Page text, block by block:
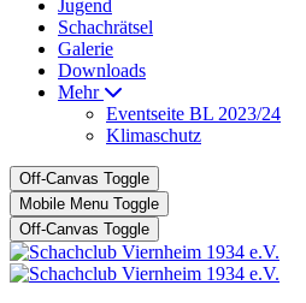
Jugend
Schachrätsel
Galerie
Downloads
Mehr
Eventseite BL 2023/24
Klimaschutz
Off-Canvas Toggle
Mobile Menu Toggle
Off-Canvas Toggle